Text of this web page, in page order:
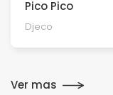
Pico Pico
Djeco
Ver mas